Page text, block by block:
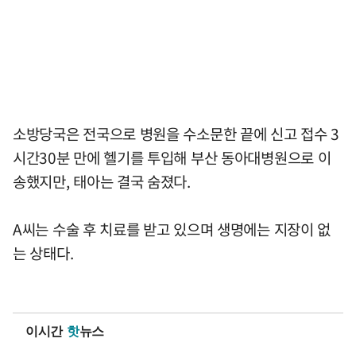
소방당국은 전국으로 병원을 수소문한 끝에 신고 접수 3
시간30분 만에 헬기를 투입해 부산 동아대병원으로 이
송했지만, 태아는 결국 숨졌다.
A씨는 수술 후 치료를 받고 있으며 생명에는 지장이 없
는 상태다.
이시간 핫뉴스